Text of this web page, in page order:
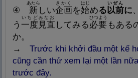
④ 新
あたら
しい企画
きかく
を始
はじ
める 以前
いぜん
に、
う 一度 見直
Nghĩa: Thẳng thắn, ngay thẳng,
sửa chữa
いちどみなお
してみる必要
ひつよう
もある
か。
→
Trước khi khởi đầu một kế
cũng cần thử xem lại một lần
trước đây.